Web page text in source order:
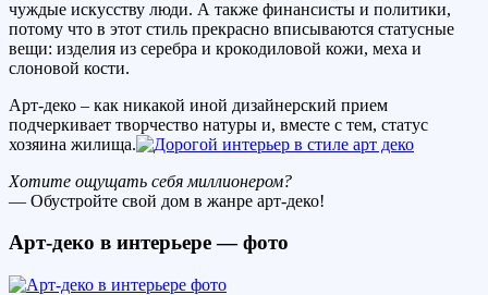
чуждые искусству люди. А также финансисты и политики,
потому что в этот стиль прекрасно вписываются статусные
вещи: изделия из серебра и крокодиловой кожи, меха и
слоновой кости.
Арт-деко – как никакой иной дизайнерский прием
подчеркивает творчество натуры и, вместе с тем, статус
хозяина жилища.
Хотите ощущать себя миллионером?
— Обустройте свой дом в жанре арт-деко!
Арт-деко в интерьере — фото